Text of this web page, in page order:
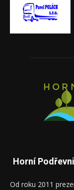
Horní
Od roku 2011